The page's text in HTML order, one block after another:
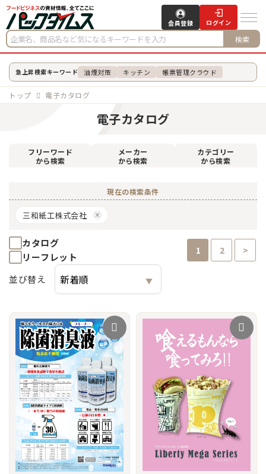
検索
会員登録 ログイン
急上昇検索キーワード 油煙対策 キッチン 帳票管理クラウド
トップ 電子カタログ
電子カタログ
フリーワード
から検索
メーカー
から検索
カテゴリー
から検索
現在の検索条件
三和紙工株式会社
カタログ
リーフレット
1 2 >
並び替え